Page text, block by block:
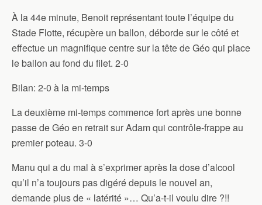
À la 44e minute, Benoit représentant toute l’équipe du
Stade Flotte, récupère un ballon, déborde sur le côté et
effectue un magnifique centre sur la tête de Géo qui place
le ballon au fond du filet. 2-0
Bilan: 2-0 à la mi-temps
La deuxième mi-temps commence fort après une bonne
passe de Géo en retrait sur Adam qui contrôle-frappe au
premier poteau. 3-0
Manu qui a du mal à s’exprimer après la dose d’alcool
qu’il n’a toujours pas digéré depuis le nouvel an,
demande plus de « latérité »… Qu’a-t-il voulu dire ?!!